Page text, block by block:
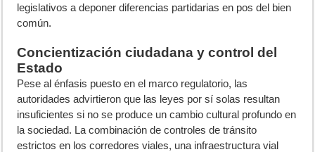
legislativos a deponer diferencias partidarias en pos del bien
común.
Concientización ciudadana y control del
Estado
Pese al énfasis puesto en el marco regulatorio, las
autoridades advirtieron que las leyes por sí solas resultan
insuficientes si no se produce un cambio cultural profundo en
la sociedad. La combinación de controles de tránsito
estrictos en los corredores viales, una infraestructura vial